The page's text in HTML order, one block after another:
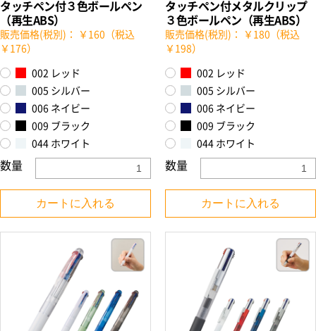
タッチペン付３色ボールペン
（再生ABS）
販売価格(税別)： ￥160（税込
￥176）
002 レッド
005 シルバー
006 ネイビー
009 ブラック
044 ホワイト
数量
カートに入れる
タッチペン付メタルクリップ
３色ボールペン（再生ABS）
販売価格(税別)： ￥180（税込
￥198）
002 レッド
005 シルバー
006 ネイビー
009 ブラック
044 ホワイト
数量
カートに入れる